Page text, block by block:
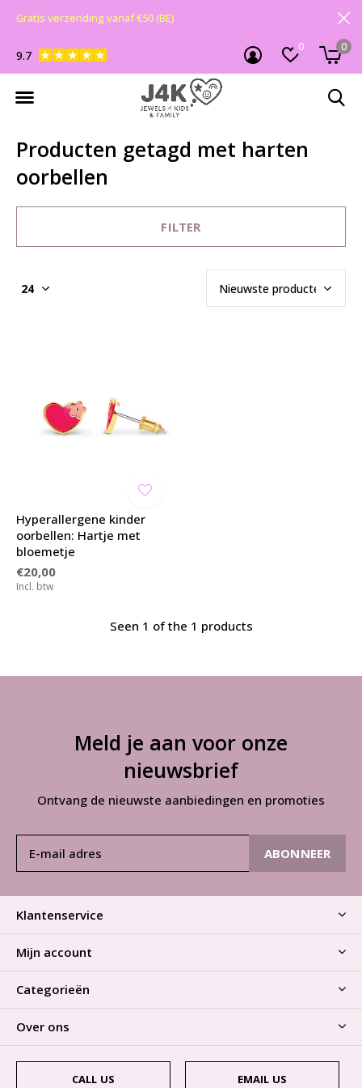
0 0
9.7
Gratis verzending vanaf €50 (BE)
Producten getagd met harten
oorbellen
FILTER
Hyperallergene kinder
oorbellen: Hartje met
bloemetje
€20,00
Incl. btw
Seen 1 of the 1 products
Meld je aan voor onze
nieuwsbrief
Ontvang de nieuwste aanbiedingen en promoties
ABONNEER
Klantenservice
Mijn account
Categorieën
Over ons
CALL US EMAIL US